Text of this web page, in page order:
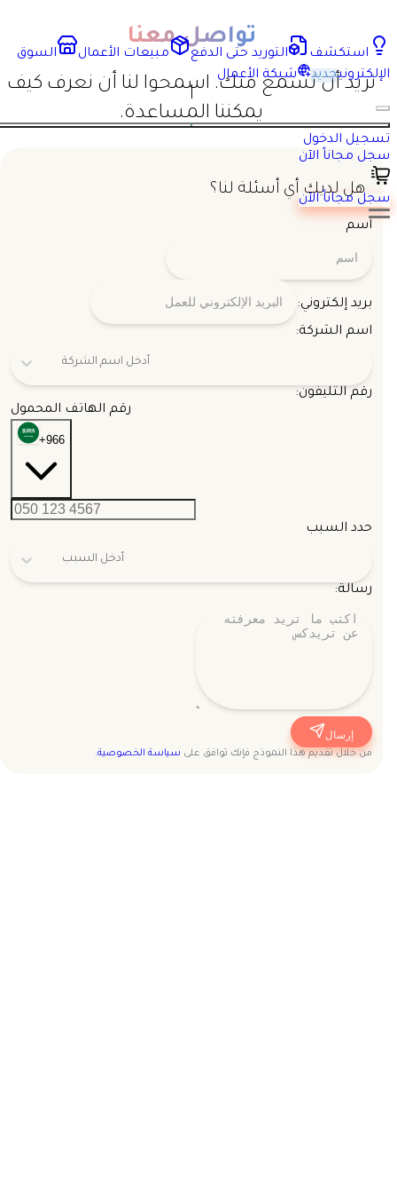
استكشف التوريد حتى الدفع مبيعات الأعمال
السوق
الإلكترونيجديد شبكة الأعمال
تسجيل الدخول
سجل مجاناً الآن
سجل مجاناً الآن
تواصل معنا
نريد أن نسمع منك. اسمحوا لنا أن نعرف كيف
يمكننا المساعدة.
هل لديك أي أسئلة لنا؟
اسم
بريد إلكتروني:
اسم الشركة:
أدخل اسم الشركة
رقم التليفون:
رقم الهاتف المحمول
+966
حدد السبب
أدخل السبب
رسالة:
إرسال
من خلال تقديم هذا النموذج فإنك توافق على سياسة الخصوصية.